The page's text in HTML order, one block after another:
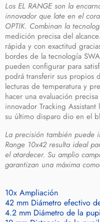
Los EL RANGE son la
innovador que late en el
OPTIK. Combinan la
medición precisa del alcance.
rápida y con exactitud
bordes de la tecnología
pueden configurar para
podrá transferir sus propios
lecturas de temperatura y
hacer una evaluación
innovador Tracking
su último disparo dio en el
La precisión también puede
Range 10x42 resulta ideal
el atardecer. Su amplio
garantizan una máxima
10x Ampliación
42 mm Diámetro efectivo
4.2 mm Diámetro de la